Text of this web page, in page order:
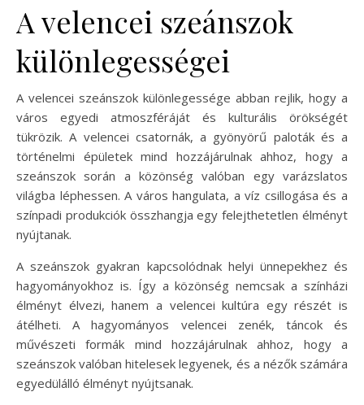
A velencei szeánszok
különlegességei
A velencei szeánszok különlegessége abban rejlik, hogy a
város egyedi atmoszféráját és kulturális örökségét
tükrözik. A velencei csatornák, a gyönyörű paloták és a
történelmi épületek mind hozzájárulnak ahhoz, hogy a
szeánszok során a közönség valóban egy varázslatos
világba léphessen. A város hangulata, a víz csillogása és a
színpadi produkciók összhangja egy felejthetetlen élményt
nyújtanak.
A szeánszok gyakran kapcsolódnak helyi ünnepekhez és
hagyományokhoz is. Így a közönség nemcsak a színházi
élményt élvezi, hanem a velencei kultúra egy részét is
átélheti. A hagyományos velencei zenék, táncok és
művészeti formák mind hozzájárulnak ahhoz, hogy a
szeánszok valóban hitelesek legyenek, és a nézők számára
egyedülálló élményt nyújtsanak.